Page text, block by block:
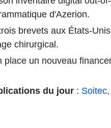
d'Azerion.
brevets aux États-
chirurgical.
place un nouveau
du jour: Soitec,